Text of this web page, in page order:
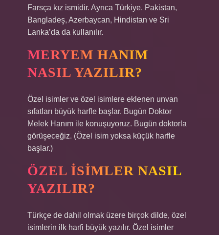
Farsça kız ismidir. Ayrıca Türkiye, Pakistan,
Bangladeş, Azerbaycan, Hindistan ve Sri
Lanka’da da kullanılır.
MERYEM HANIM
NASIL YAZILIR?
Özel isimler ve özel isimlere eklenen unvan
sıfatları büyük harfle başlar. Bugün Doktor
Melek Hanım ile konuşuyoruz. Bugün doktorla
görüşeceğiz. (Özel isim yoksa küçük harfle
başlar.)
ÖZEL ISIMLER NASIL
YAZILIR?
Türkçe de dahil olmak üzere birçok dilde, özel
isimlerin ilk harfi büyük yazılır. Özel isimler